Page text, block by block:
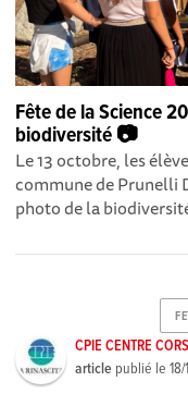
Fête de la Science
biodiversité 📷
Le 13 octobre, les
commune de Prunelli
photo de la
CPIE CENTRE
article publié le